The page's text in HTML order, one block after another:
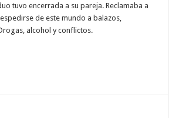
tuvo encerrada a su pareja. Reclamaba a
de este mundo a balazos,
alcohol y conflictos.